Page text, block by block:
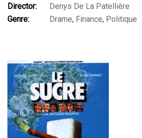
Christophe
Jean Desailly ,Jean Gabin
Wall,Louis Seigner,Nadine Tallier,
Director:
Denys De La Patellière
Genre:
Drame, Finance, Politique